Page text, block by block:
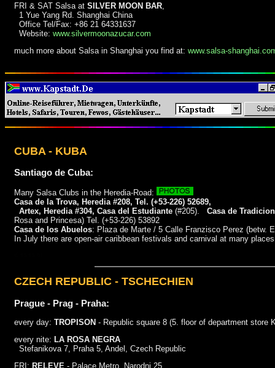
FRI & SAT Salsa at SILVER MOON BAR
1 Yue Yang Rd. Shanghai China
Office Tel/Fax: +86 21 64331637
Website: www.silvermoonazucar.com
much more about Salsa in Shanghai you find at: www.salsa-
CUBA - KUBA
Santiago de Cuba:
Many Salsa Clubs in the Heredia-Road:
Casa de la Trova, Heredia #208, Tel. (+53-226) 52689,
Artex, Heredia #304, Casa del Estudiante (#205). Casa de
Rosa and Princesa) Tel. (+53-226) 53892
Casa de los Abuelos: Plaza de Marte / 5 Calle Franzisco Perez (betw.
In July there are open-air caribbean festivals and carnival at many places
CZECH REPUBLIC - TSCHECHIEN
Prague - Prag - Praha:
every day: TROPISON - Republic square 8 (5. floor of department store
every nite: LA ROSA NEGRA
Stefanikova 7, Praha 5, Andel, Czech Republic
FRI: RELEVE - Palace Metro, Narodni 25